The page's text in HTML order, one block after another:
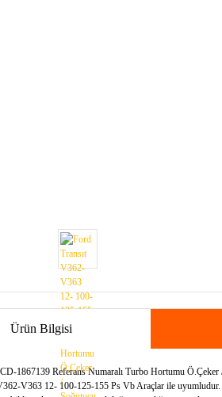
Ürün Bilgisi
1867139 Referans Numaralı Turbo Hortumu Ö.Çeker
V363 12- 100-125-155 Ps Vb Araçlar ile uyumludur.